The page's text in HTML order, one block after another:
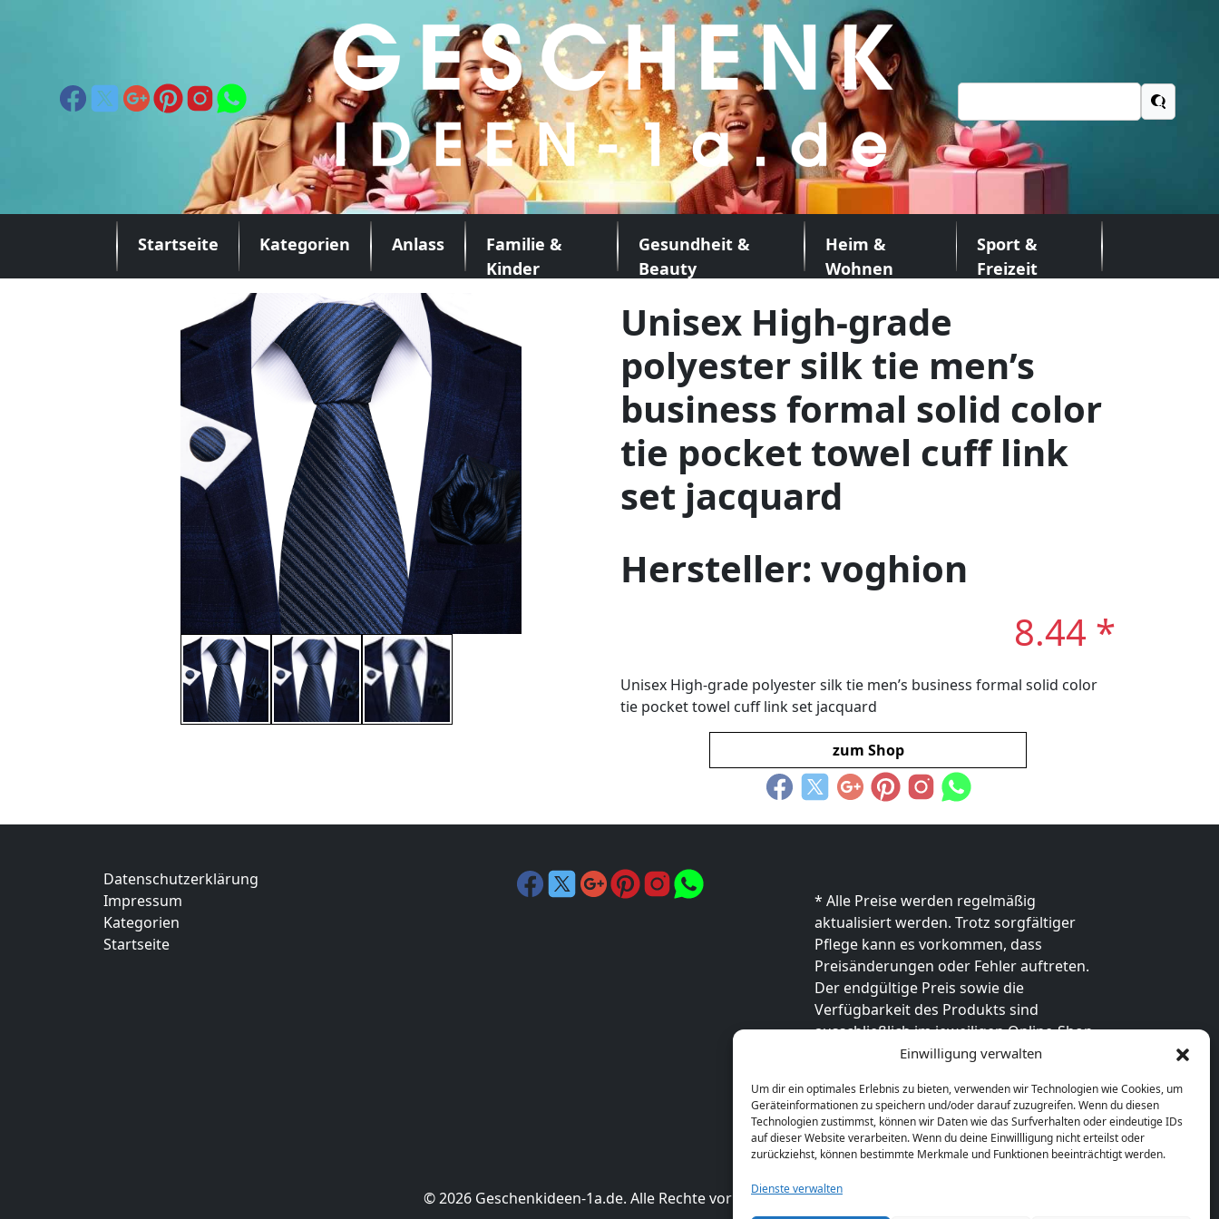
Einwilligung verwalten
Um dir ein optimales Erlebnis zu bieten, verwenden wir Technologien wie Cookies, um
Geräteinformationen zu speichern und/oder darauf zuzugreifen. Wenn du diesen
Technologien zustimmst, können wir Daten wie das Surfverhalten oder eindeutige IDs
auf dieser Website verarbeiten. Wenn du deine Einwillligung nicht erteilst oder
zurückziehst, können bestimmte Merkmale und Funktionen beeinträchtigt werden.
Dienste verwalten
nach:
Startseite Kategorien Anlass
Familie &
Kinder
Gesundheit &
Beauty
Heim &
Wohnen
Sport &
Freizeit
Unisex High-grade
polyester silk tie men’s
business formal solid color
tie pocket towel cuff link
set jacquard
Hersteller: voghion
8.44 *
Unisex High-grade polyester silk tie men’s business formal solid color
tie pocket towel cuff link set jacquard
zum Shop
Datenschutzerklärung
Impressum
Kategorien
Startseite
* Alle Preise werden regelmäßig
aktualisiert werden. Trotz sorgfältiger
Pflege kann es vorkommen, dass
Preisänderungen oder Fehler auftreten.
Der endgültige Preis sowie die
Verfügbarkeit des Produkts sind
ausschließlich im jeweiligen Online-Shop
des Anbieters verbindlich. Bitte
beim Händler.
© 2026 Geschenkideen-1a.de. Alle Rechte vorbehalten.